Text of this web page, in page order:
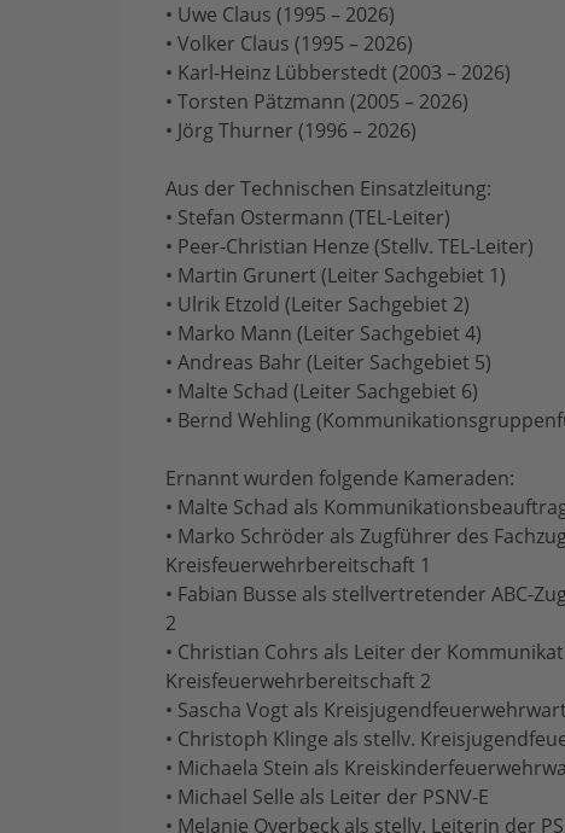
• Uwe Claus (1995 – 2026)
• Volker Claus (1995 – 2026)
• Karl-Heinz Lübberstedt (2003 – 2026)
• Torsten Pätzmann (2005 – 2026)
• Jörg Thurner (1996 – 2026)
Aus der Technischen Einsatzleitung:
• Stefan Ostermann (TEL-Leiter)
• Peer-Christian Henze (Stellv. TEL-Leiter)
• Martin Grunert (Leiter Sachgebiet 1)
• Ulrik Etzold (Leiter Sachgebiet 2)
• Marko Mann (Leiter Sachgebiet 4)
• Andreas Bahr (Leiter Sachgebiet 5)
• Malte Schad (Leiter Sachgebiet 6)
• Bernd Wehling
Ernannt wurden folgende Kameraden:
• Malte Schad als
• Marko Schröder als Zugführer des
Kreisfeuerwehrbereitschaft 1
• Fabian Busse als stellvertretender ABC-
2
• Christian Cohrs als Leiter der
Kreisfeuerwehrbereitschaft 2
• Sascha Vogt als Kreisjugendfeuerwehrwart
• Christoph Klinge als stellv.
• Michaela Stein als
• Michael Selle als Leiter der PSNV-E
• Melanie Overbeck als stellv. Leiterin der